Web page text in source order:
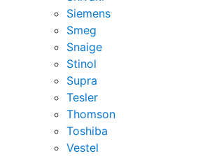
Siemens
Smeg
Snaige
Stinol
Supra
Tesler
Thomson
Toshiba
Vestel